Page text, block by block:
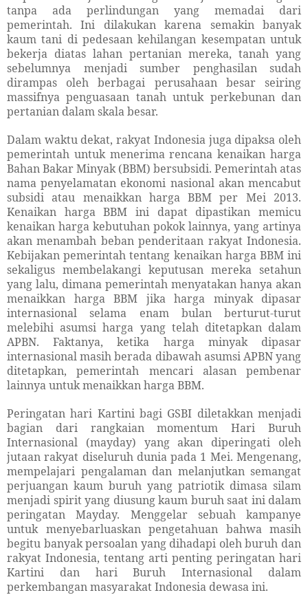
tanpa ada perlindungan yang memadai dari
pemerintah. Ini dilakukan karena semakin banyak
kaum tani di pedesaan kehilangan kesempatan untuk
bekerja diatas lahan pertanian mereka, tanah yang
sebelumnya menjadi sumber penghasilan sudah
dirampas oleh berbagai perusahaan besar seiring
massifnya penguasaan tanah untuk perkebunan dan
pertanian dalam skala besar.
Dalam waktu dekat, rakyat Indonesia juga dipaksa oleh
pemerintah untuk menerima rencana kenaikan harga
Bahan Bakar Minyak (BBM) bersubsidi. Pemerintah atas
nama penyelamatan ekonomi nasional akan mencabut
subsidi atau menaikkan harga BBM per Mei 2013.
Kenaikan harga BBM ini dapat dipastikan memicu
kenaikan harga kebutuhan pokok lainnya, yang artinya
akan menambah beban penderitaan rakyat Indonesia.
Kebijakan pemerintah tentang kenaikan harga BBM ini
sekaligus membelakangi keputusan mereka setahun
yang lalu, dimana pemerintah menyatakan hanya akan
menaikkan harga BBM jika harga minyak dipasar
internasional selama enam bulan berturut-turut
melebihi asumsi harga yang telah ditetapkan dalam
APBN. Faktanya, ketika harga minyak dipasar
internasional masih berada dibawah asumsi APBN yang
ditetapkan, pemerintah mencari alasan pembenar
lainnya untuk menaikkan harga BBM.
Peringatan hari Kartini bagi GSBI diletakkan menjadi
bagian dari rangkaian momentum Hari Buruh
Internasional (mayday) yang akan diperingati oleh
jutaan rakyat diseluruh dunia pada 1 Mei. Mengenang,
mempelajari pengalaman dan melanjutkan semangat
perjuangan kaum buruh yang patriotik dimasa silam
menjadi spirit yang diusung kaum buruh saat ini dalam
peringatan Mayday. Menggelar sebuah kampanye
untuk menyebarluaskan pengetahuan bahwa masih
begitu banyak persoalan yang dihadapi oleh buruh dan
rakyat Indonesia, tentang arti penting peringatan hari
Kartini dan hari Buruh Internasional dalam
perkembangan masyarakat Indonesia dewasa ini.